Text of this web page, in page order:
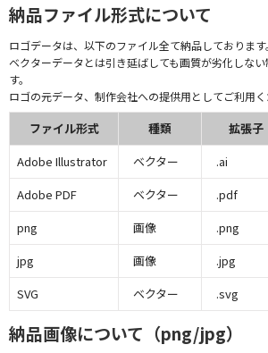
納品ファイル形式について
ロゴデータは、以下のファイル全て納品しております。
ベクターデータとは引き延ばしても画質が劣化しな
す。
ロゴの元データ、制作会社への提供用としてご利用く
ファイル形式 種類
拡張子
Adobe Illustrator
ベクター
.ai
Adobe PDF
ベクター
.pdf
png
画像
.png
jpg
画像
.jpg
SVG
ベクター .svg
納品画像について（png/jpg）